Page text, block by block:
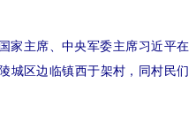
家主席、中央军委主席习近平在
城区边临镇西于架村，同村民们